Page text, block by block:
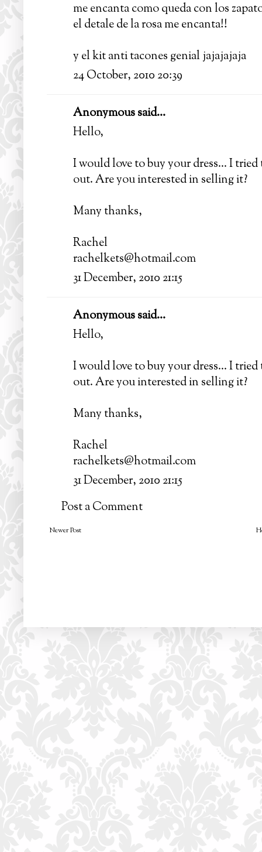
me encanta como queda con los
el detale de la rosa me encanta!!
y el kit anti tacones genial jajajajaja
24 October, 2010 20:39
Anonymous said...
Hello,
I would love to buy your dress... I
out. Are you interested in selling it?
Many thanks,
Rachel
rachelkets@hotmail.com
31 December, 2010 21:15
Anonymous said...
Hello,
I would love to buy your dress... I
out. Are you interested in selling it?
Many thanks,
Rachel
rachelkets@hotmail.com
31 December, 2010 21:15
Post a Comment
Newer Post